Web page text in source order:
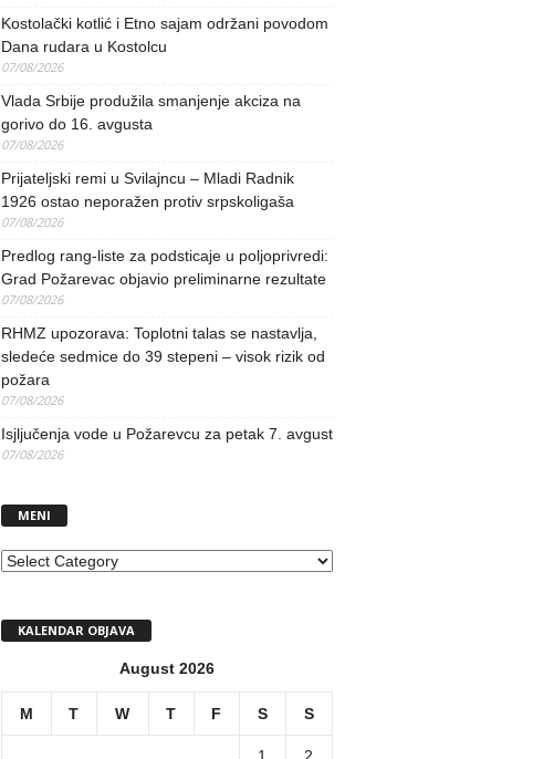
Kostolački kotlić i Etno sajam održani povodom
Dana rudara u Kostolcu
07/08/2026
Vlada Srbije produžila smanjenje akciza na
gorivo do 16. avgusta
07/08/2026
Prijateljski remi u Svilajncu – Mladi Radnik
1926 ostao neporažen protiv srpskoligaša
07/08/2026
Predlog rang-liste za podsticaje u poljoprivredi:
Grad Požarevac objavio preliminarne rezultate
07/08/2026
RHMZ upozorava: Toplotni talas se nastavlja,
sledeće sedmice do 39 stepeni – visok rizik od
požara
07/08/2026
Isjljučenja vode u Požarevcu za petak 7. avgust
07/08/2026
MENI
MENI
KALENDAR OBJAVA
August 2026
M T W T F S S
1 2